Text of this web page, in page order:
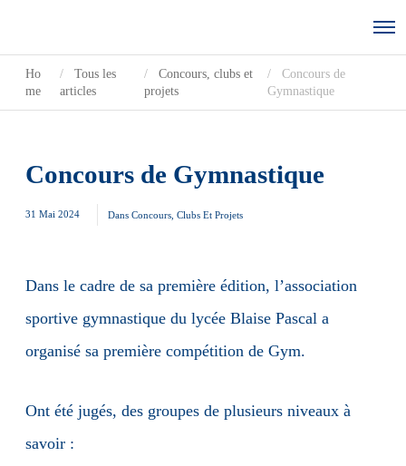
Ho
me
Tous les
articles
Concours, clubs et
projets
Concours de
Gymnastique
Concours de Gymnastique
31 Mai 2024 Dans Concours, Clubs Et Projets
Dans le cadre de sa première édition, l’association
sportive gymnastique du lycée Blaise Pascal a
organisé sa première compétition de Gym.
Ont été jugés, des groupes de plusieurs niveaux à
savoir :